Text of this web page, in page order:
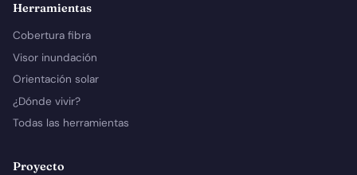
Herramientas
Cobertura fibra
Visor inundación
Orientación solar
¿Dónde vivir?
Todas las herramientas
Proyecto